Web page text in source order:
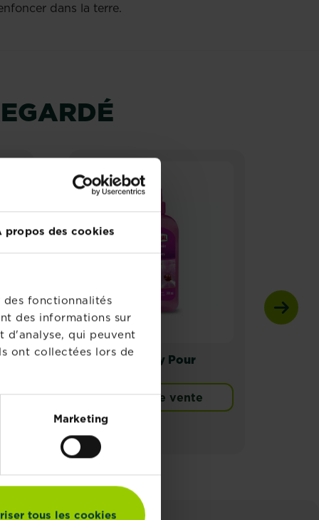
propos des cookies
fonctionnalités
des informations sur
d'analyse, qui peuvent
ont collectées lors de
Marketing
tous les cookies
dans la terre.
Substral Spray Pour
Points de vente